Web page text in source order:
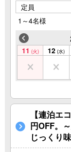
定員
1～4名様
11 (火) 12 (水)
【連泊エ
円OFF。
じっくり